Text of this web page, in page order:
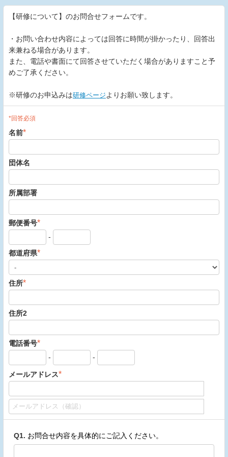
【研修について】のお問合せフォームです。
・お問い合わせ内容によっては回答に時間が掛かったり、回答出
来兼ねる場合があります。
また、電話や書面にて回答させていただく場合がありますこと予
めご了承ください。
※研修のお申込みは研修ページ よりお願い致します。
*回答必須
名前*
団体名
所属部署
郵便番号*
-
都道府県*
住所*
住所2
電話番号*
- -
メールアドレス*
Q1. お問合せ内容を具体的にご記入ください。